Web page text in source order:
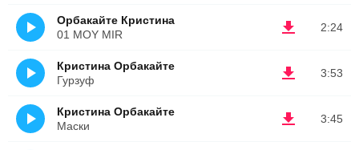
2:24
Орбакайте Кристина
01 MOY MIR
3:53
Кристина Орбакайте
Гурзуф
3:45
Кристина Орбакайте
Маски